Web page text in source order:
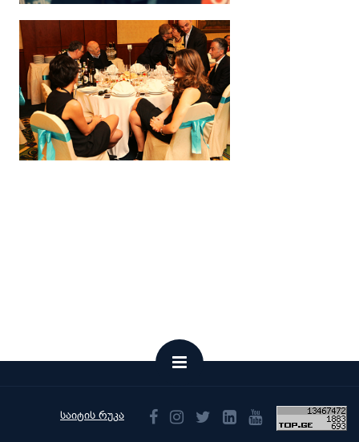
საიტის რუკა